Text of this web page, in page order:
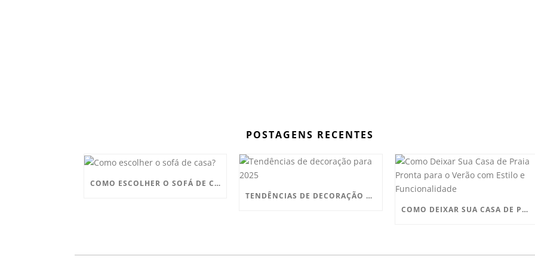
POSTAGENS RECENTES
COMO ESCOLHER O SOFÁ DE CASA?
TENDÊNCIAS DE DECORAÇÃO PARA 2025
COMO DEIXAR SUA CASA DE PRAIA PRONTA PARA O VERÃO COM ESTILO E FUNCIONALIDADE